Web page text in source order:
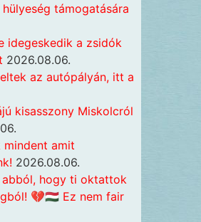
támogatására
idegeskedik a zsidók
2026.08.06.
az autópályán, itt a
kisasszony Miskolcról
mindent amit
2026.08.06.
hogy ti oktattok
💔🇭🇺 Ez nem fair